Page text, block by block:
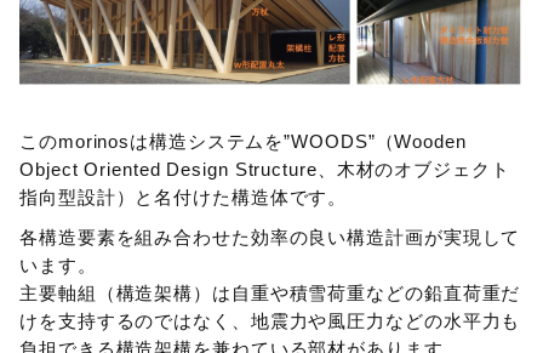
このmorinosは構造システムを”WOODS”（Wooden
Object Oriented Design Structure、木材のオブジェクト
指向型設計）と名付けた構造体です。
各構造要素を組み合わせた効率の良い構造計画が実現して
います。
主要軸組（構造架構）は自重や積雪荷重などの鉛直荷重だ
けを支持するのではなく、地震力や風圧力などの水平力も